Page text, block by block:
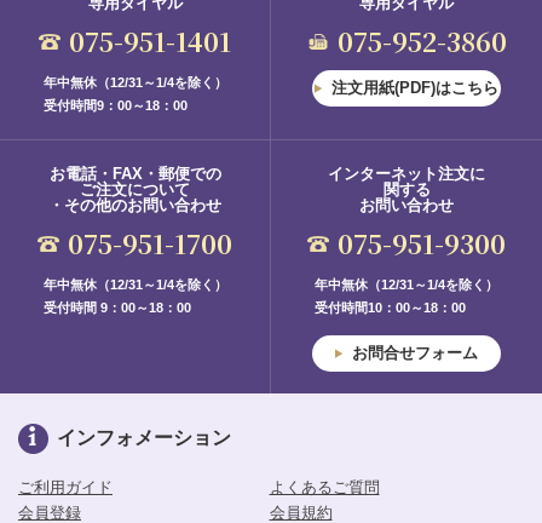
075-951-1401
年中無休（12/31～1/4を除く）
受付時間9：00～18：00
075-952-3860
注文用紙(PDF)はこちら
お電話・FAX・郵便での
ご注文について
・その他のお問い合わせ
075-951-1700
年中無休（12/31～1/4を除く）
受付時間 9：00～18：00
インターネット注文に
関する
お問い合わせ
075-951-9300
年中無休（12/31～1/4を除く）
受付時間10：00～18：00
お問合せフォーム
インフォメーション
ご利用ガイド
よくあるご質問
会員登録
会員規約